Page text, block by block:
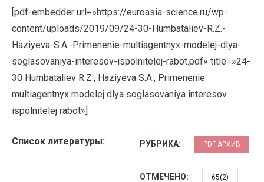
[pdf-embedder url=»https://euroasia-science.ru/wp-
content/uploads/2019/09/24-30-Humbataliev-R.Z.-
Haziyeva-S.A.-Primenenie-multiagentnyx-modelej-dlya-
soglasovaniya-interesov-ispolnitelej-rabot.pdf» title=»24-
30 Humbataliev R.Z., Haziyeva S.A., Primenenie
multiagentnyx modelej dlya soglasovaniya interesov
ispolnitelej rabot»]
Список литературы: РУБРИКА: PDF АРХИВ
ОТМЕЧЕНО: 65(2)